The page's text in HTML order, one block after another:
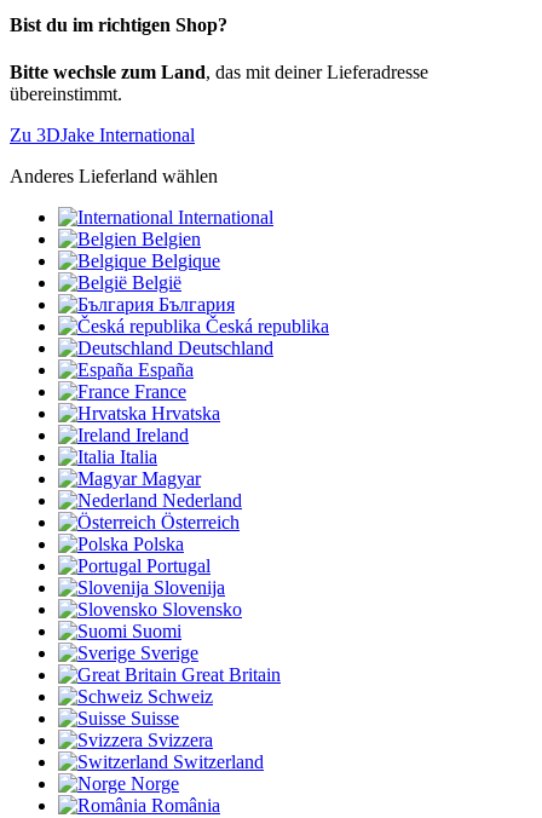
Bist du im richtigen Shop?
Bitte wechsle zum Land, das mit deiner Lieferadresse
übereinstimmt.
Zu 3DJake International
Anderes Lieferland wählen
International
Belgien
Belgique
België
България
Česká republika
Deutschland
España
France
Hrvatska
Ireland
Italia
Magyar
Nederland
Österreich
Polska
Portugal
Slovenija
Slovensko
Suomi
Sverige
Great Britain
Schweiz
Suisse
Svizzera
Switzerland
Norge
România